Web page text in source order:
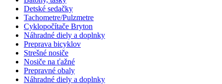
Detské sedačky
Tachometre/Pulzmetre
Cyklopočítače Bryton
Náhradné diely a doplnky
Preprava bicyklov
Strešné nosiče
Nosiče na ťažné
Prepravné obaly
Náhradné diely a doplnky